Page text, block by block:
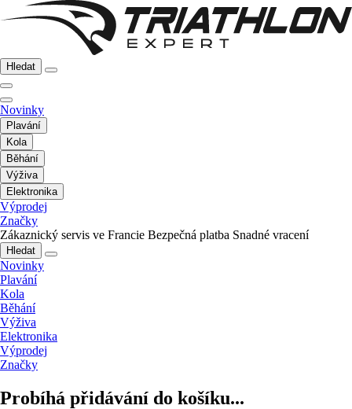
Hledat
Novinky
Plavání
Kola
Běhání
Výživa
Elektronika
Výprodej
Značky
Zákaznický servis ve Francie Bezpečná platba Snadné vracení
Hledat
Novinky
Plavání
Kola
Běhání
Výživa
Elektronika
Výprodej
Značky
Probíhá přidávání do košíku...